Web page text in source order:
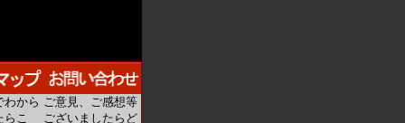
わから
らこ
ご意見、ご感想等
ございましたらど